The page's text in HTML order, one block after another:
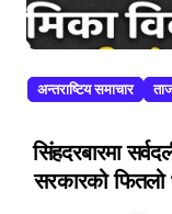
अन्तराष्टिय समाचार
सिंहदरबारमा
सरकारको फितलो